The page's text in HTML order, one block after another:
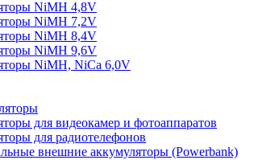
NiMH 4,8V
NiMH 7,2V
NiMH 8,4V
NiMH 9,6V
NiMH, NiCa 6,0V
для видеокамер и фотоаппаратов
для радиотелефонов
внешние аккумуляторы (Powerbank)